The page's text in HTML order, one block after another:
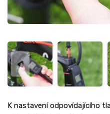
K nastavení odpovídajícího